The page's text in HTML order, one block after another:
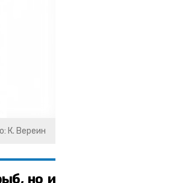
К. Вереин
но и